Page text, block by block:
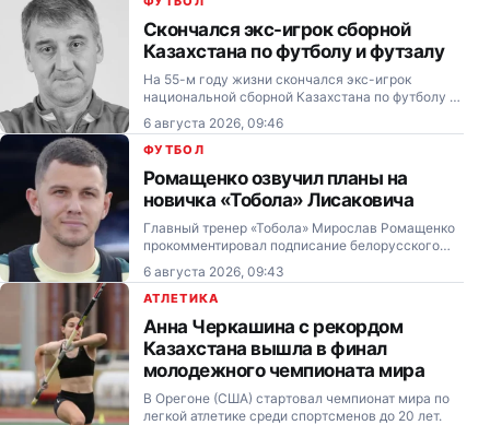
Скончался экс-игрок сборной
Казахстана по футболу и футзалу
На 55-м году жизни скончался экс-игрок
национальной сборной Казахстана по футболу и
футзалу Александр Лисин.
6 августа 2026, 09:46
ФУТБОЛ
Ромащенко озвучил планы на
новичка «Тобола» Лисаковича
Главный тренер «Тобола» Мирослав Ромащенко
прокомментировал подписание белорусского
нападающего Виталия Лисаковича и объяснил,
почему новичок не принял участия в матче
против «Ордабасы» — 0:2.
6 августа 2026, 09:43
АТЛЕТИКА
Анна Черкашина с рекордом
Казахстана вышла в финал
молодежного чемпионата мира
В Орегоне (США) стартовал чемпионат мира по
легкой атлетике среди спортсменов до 20 лет.